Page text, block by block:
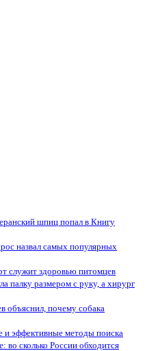
шпиц попал в Книгу
назвал самых популярных
служит здоровью питомцев
палку размером с руку, а хирург
объяснил, почему собака
и эффективные методы поиска
во сколько России обходится